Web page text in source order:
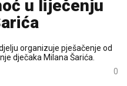
u liječenju
organizuje pješačenje od
dječaka Milana Šarića.
0